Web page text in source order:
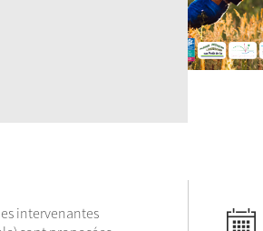
intervenantes